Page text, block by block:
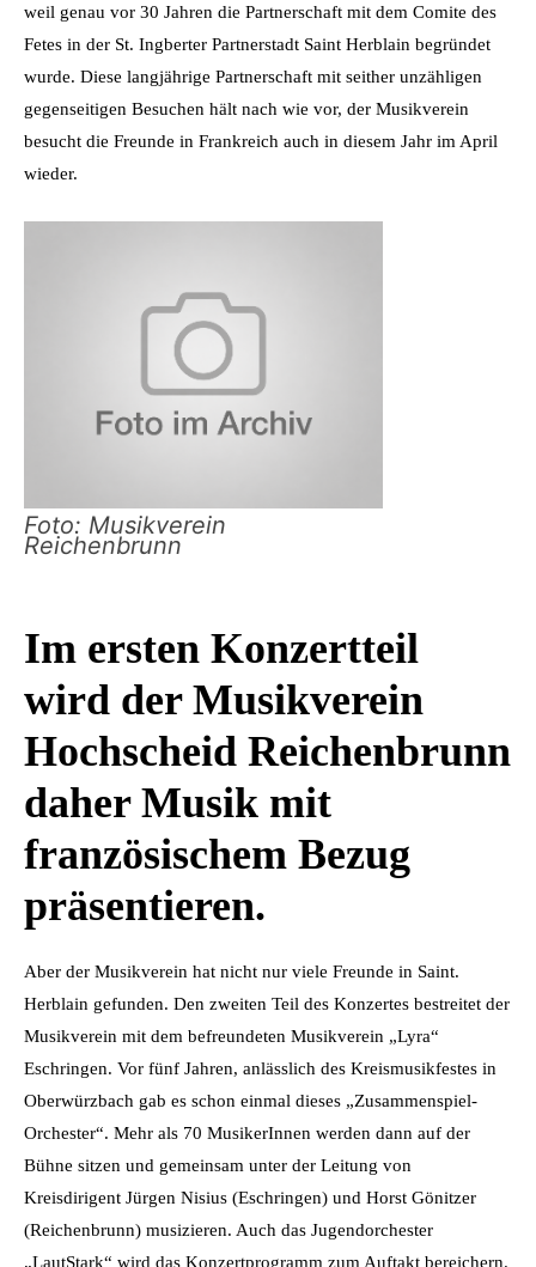
weil genau vor 30 Jahren die Partnerschaft mit dem Comite des
Fetes in der St. Ingberter Partnerstadt Saint Herblain begründet
wurde. Diese langjährige Partnerschaft mit seither unzähligen
gegenseitigen Besuchen hält nach wie vor, der Musikverein
besucht die Freunde in Frankreich auch in diesem Jahr im April
wieder.
Foto: Musikverein
Reichenbrunn
Im ersten Konzertteil
wird der Musikverein
Hochscheid Reichenbrunn
daher Musik mit
französischem Bezug
präsentieren.
Aber der Musikverein hat nicht nur viele Freunde in Saint.
Herblain gefunden. Den zweiten Teil des Konzertes bestreitet der
Musikverein mit dem befreundeten Musikverein „Lyra“
Eschringen. Vor fünf Jahren, anlässlich des Kreismusikfestes in
Oberwürzbach gab es schon einmal dieses „Zusammenspiel-
Orchester“. Mehr als 70 MusikerInnen werden dann auf der
Bühne sitzen und gemeinsam unter der Leitung von
Kreisdirigent Jürgen Nisius (Eschringen) und Horst Gönitzer
(Reichenbrunn) musizieren. Auch das Jugendorchester
„LautStark“ wird das Konzertprogramm zum Auftakt bereichern.